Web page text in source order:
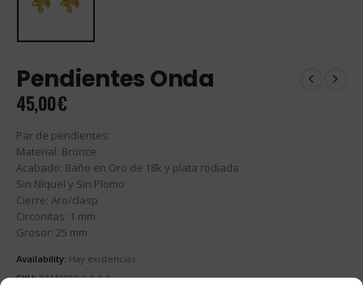
Pendientes Onda
45,00€
Par de pendientes:
Material: Bronce
Acabado: Baño en Oro de 18k y plata rodiada
Sin Níquel y Sin Plomo
Cierre: Aro/clasp
Circonitas: 1 mm
Grosor: 25 mm
Availability: Hay existencias
SKU:PAM0039-1-1-1-1